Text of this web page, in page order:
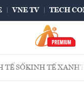
VNE TV TECH
TẾ SỐKINH TẾ XANH